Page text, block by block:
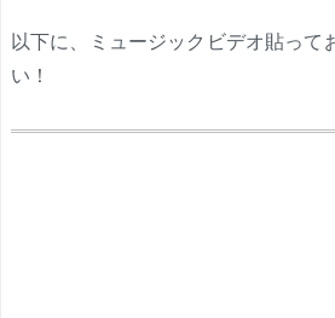
以下に、ミュージックビデオ貼って
い！